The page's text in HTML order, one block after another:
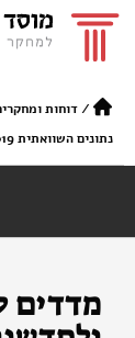
/דוחות
נתונים השוואתית 2019 – גלובליזציה
מדדים